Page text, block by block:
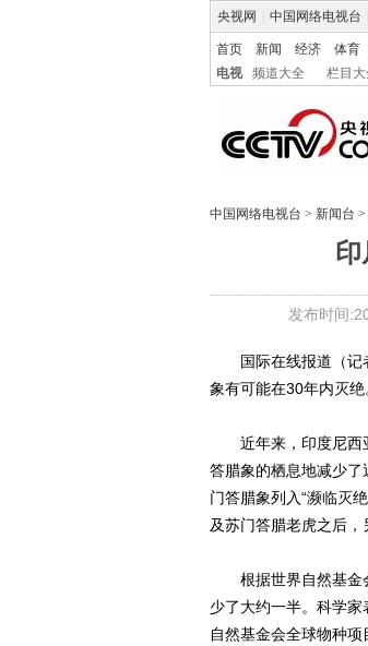
央视网 中国网络电视台
首页 新闻 经济 体育
电视
频道大全 栏目大
中国网络电视台 > 新闻台 >
印
发布时间
国际在线报道（记者
象有可能在30年内灭绝
近年来，印度尼西亚
答腊象的栖息地减少
门答腊象列入“濒临灭
及苏门答腊老虎之后，
根据世界自然基金会
少了大约一半。科学
自然基金会全球物种